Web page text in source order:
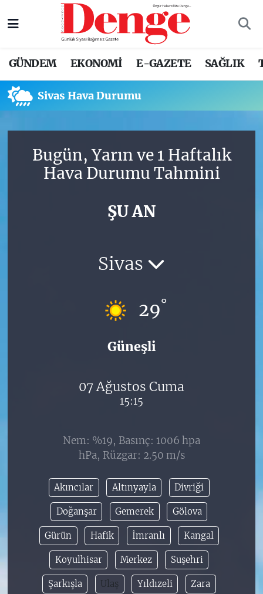
GÜNDEM EKONOMİ E-GAZETE SAĞLIK
Sivas Hava Durumu
Bugün, Yarın ve 1 Haftalık
Hava Durumu Tahmini
ŞU AN
Sivas
29°
Güneşli
07 Ağustos Cuma
15:15
Nem: %19, Basınç: 1006 hpa
hPa, Rüzgar: 2.50 m/s
Akıncılar Altınyayla Divriği
Doğanşar Gemerek Gölova
Gürün Hafik İmranlı Kangal
Koyulhisar Merkez Suşehri
Şarkışla Ulaş Yıldızeli Zara
Nöbetçi Eczaneler
Trafik Durumu
Süper Lig Puan Durumu ve Fikstür
Tüm Manşetler